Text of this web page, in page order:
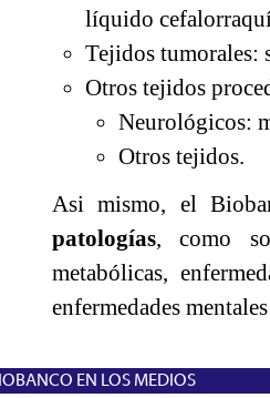
líquido
Tejidos tumorales:
Otros tejidos
Neurológicos:
Otros tejidos.
Asi mismo, el
patologías, como
metabólicas,
enfermedades
EN LOS MEDIOS